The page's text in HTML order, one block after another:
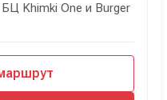
Khimki One и Burger